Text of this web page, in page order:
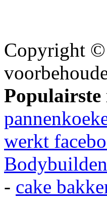
Copyright
Populairste
werkt
Bodybuilden
- cake